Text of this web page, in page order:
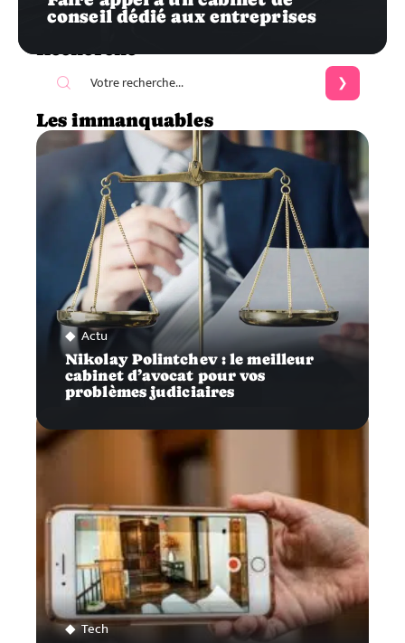
conseil dédié aux entreprises
Les immanquables
Actu
Nikolay Polintchev : le meilleur
cabinet d’avocat pour vos
problèmes judiciaires
Tech